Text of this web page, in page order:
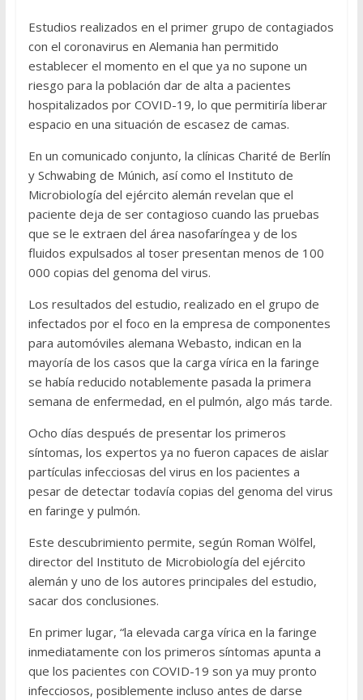
Estudios realizados en el primer grupo de contagiados
con el coronavirus en Alemania han permitido
establecer el momento en el que ya no supone un
riesgo para la población dar de alta a pacientes
hospitalizados por COVID-19, lo que permitiría liberar
espacio en una situación de escasez de camas.
En un comunicado conjunto, la clínicas Charité de Berlín
y Schwabing de Múnich, así como el Instituto de
Microbiología del ejército alemán revelan que el
paciente deja de ser contagioso cuando las pruebas
que se le extraen del área nasofaríngea y de los
fluidos expulsados al toser presentan menos de 100
000 copias del genoma del virus.
Los resultados del estudio, realizado en el grupo de
infectados por el foco en la empresa de componentes
para automóviles alemana Webasto, indican en la
mayoría de los casos que la carga vírica en la faringe
se había reducido notablemente pasada la primera
semana de enfermedad, en el pulmón, algo más tarde.
Ocho días después de presentar los primeros
síntomas, los expertos ya no fueron capaces de aislar
partículas infecciosas del virus en los pacientes a
pesar de detectar todavía copias del genoma del virus
en faringe y pulmón.
Este descubrimiento permite, según Roman Wölfel,
director del Instituto de Microbiología del ejército
alemán y uno de los autores principales del estudio,
sacar dos conclusiones.
En primer lugar, “la elevada carga vírica en la faringe
inmediatamente con los primeros síntomas apunta a
que los pacientes con COVID-19 son ya muy pronto
infecciosos, posiblemente incluso antes de darse